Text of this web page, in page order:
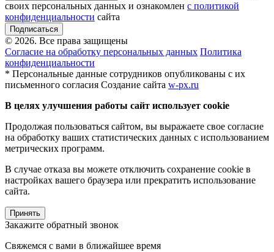
своих персональных данных и ознакомлен с политикой
конфиденциальности сайта
Подписаться
© 2026. Все права защищены
Согласие на обработку персональных данных Политика
конфиденциальности
* Персональные данные сотрудников опубликованы с их
письменного согласия Создание сайта w-px.ru
В целях улучшения работы сайт использует cookie
Продолжая пользоваться сайтом, вы выражаете свое согласие
на обработку ваших статистических данных с использованием
метрических программ.
В случае отказа вы можете отключить сохранение cookie в
настройках вашего браузера или прекратить использование
сайта.
Принять
Закажите обратный звонок
Свяжемся с вами в ближайшее время